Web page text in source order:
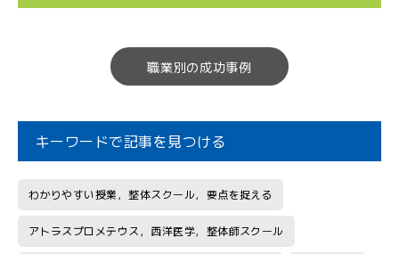
職業別の成功事例
キーワードで記事を見つける
わかりやすい授業，整体スクール，要点を捉える
アトラスプロメテウス，西洋医学，整体師スクール